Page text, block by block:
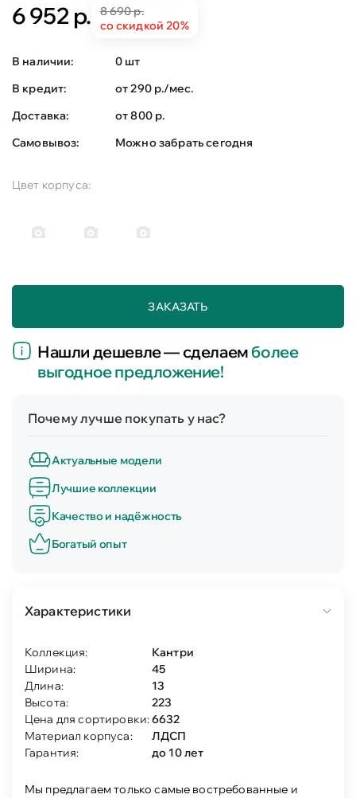
6 952 р.
8 690 р.
со скидкой 20%
В наличии:
0 шт
В кредит:
от 290 р./мес.
Доставка:
от 800 р.
Самовывоз:
Можно забрать сегодня
Цвет корпуса:
ЗАКАЗАТЬ
Нашли дешевле — сделаемболее
выгодное предложение!
Почему лучше покупать у нас?
Актуальные модели
Лучшие коллекции
Качество и надёжность
Богатый опыт
Характеристики
Коллекция:
Кантри
Ширина:
45
Длина:
13
Высота:
223
Цена для сортировки:6632
Материал корпуса:
ЛДСП
Гарантия:
до 10 лет
Мы предлагаем только самые востребованные и